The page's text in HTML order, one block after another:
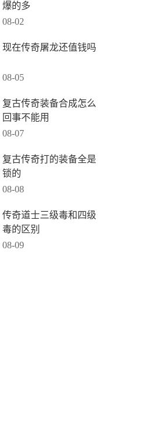
爆的多
08-02
现在传奇屠龙还值钱吗
08-05
复古传奇装备合成怎么
回事不能用
08-07
复古传奇打的装备全是
锁的
08-08
传奇道士三级毒和四级
毒的区别
08-09